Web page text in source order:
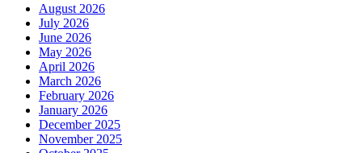
August 2026
July 2026
June 2026
May 2026
April 2026
March 2026
February 2026
January 2026
December 2025
November 2025